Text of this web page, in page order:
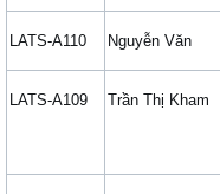
LATS-A110 Nguyễn Văn
LATS-A109 Trần Thị Kham